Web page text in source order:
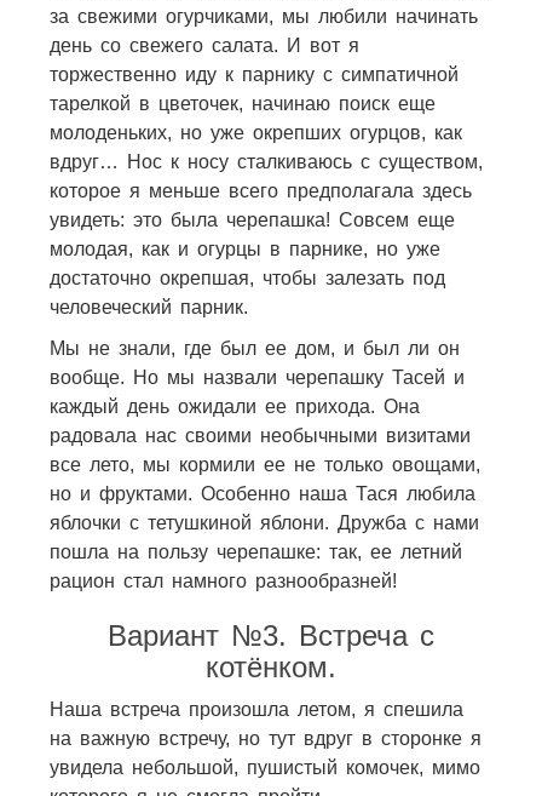
за свежими огурчиками, мы любили начинать
день со свежего салата. И вот я
торжественно иду к парнику с симпатичной
тарелкой в цветочек, начинаю поиск еще
молоденьких, но уже окрепших огурцов, как
вдруг… Нос к носу сталкиваюсь с существом,
которое я меньше всего предполагала здесь
увидеть: это была черепашка! Совсем еще
молодая, как и огурцы в парнике, но уже
достаточно окрепшая, чтобы залезать под
человеческий парник.
Мы не знали, где был ее дом, и был ли он
вообще. Но мы назвали черепашку Тасей и
каждый день ожидали ее прихода. Она
радовала нас своими необычными визитами
все лето, мы кормили ее не только овощами,
но и фруктами. Особенно наша Тася любила
яблочки с тетушкиной яблони. Дружба с нами
пошла на пользу черепашке: так, ее летний
рацион стал намного разнообразней!
Вариант №3. Встреча с
котёнком.
Наша встреча произошла летом, я спешила
на важную встречу, но тут вдруг в сторонке я
увидела небольшой, пушистый комочек, мимо